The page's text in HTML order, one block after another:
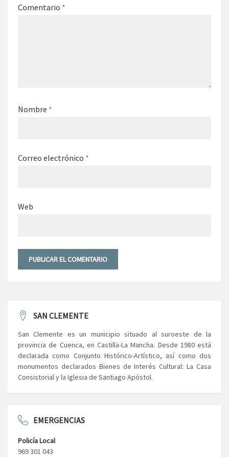
Comentario *
Nombre *
Correo electrónico *
Web
SAN CLEMENTE
San Clemente es un municipio situado al suroeste de la
provincia de Cuenca, en Castilla-La Mancha. Desde 1980 está
declarada como Conjunto Histórico-Artístico, así como dos
monumentos declarados Bienes de Interés Cultural: La Casa
Consistorial y la Iglesia de Santiago Apóstol.
EMERGENCIAS
Policía Local
969 301 043